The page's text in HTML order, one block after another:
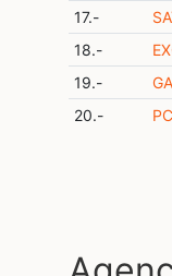
17.-
18.-
19.-
20.-